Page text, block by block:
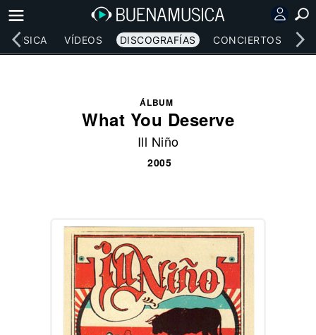
MÚSICA VÍDEOS DISCOGRAFÍAS CONCIERTOS
ÁLBUM
What You Deserve
Ill Niño
2005